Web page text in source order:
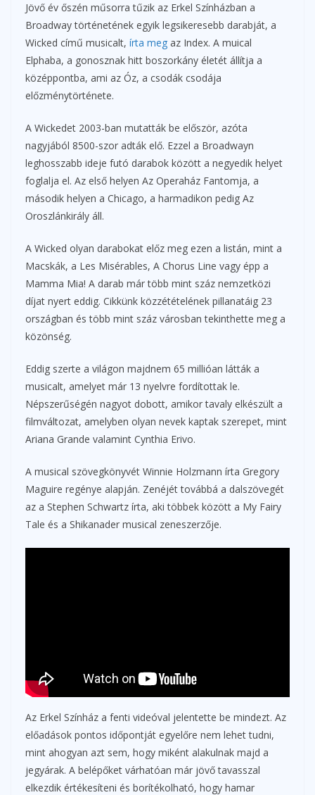
Jövő év őszén műsorra tűzik az Erkel Színházban a
Broadway történetének egyik legsikeresebb darabját, a
Wicked című musicalt, írta meg az Index. A muical
Elphaba, a gonosznak hitt boszorkány életét állítja a
középpontba, ami az Óz, a csodák csodája
előzménytörténete.
A Wickedet 2003-ban mutatták be először, azóta
nagyjából 8500-szor adták elő. Ezzel a Broadwayn
leghosszabb ideje futó darabok között a negyedik helyet
foglalja el. Az első helyen Az Operaház Fantomja, a
második helyen a Chicago, a harmadikon pedig Az
Oroszlánkirály áll.
A Wicked olyan darabokat előz meg ezen a listán, mint a
Macskák, a Les Misérables, A Chorus Line vagy épp a
Mamma Mia! A darab már több mint száz nemzetközi
díjat nyert eddig. Cikkünk közzétételének pillanatáig 23
országban és több mint száz városban tekinthette meg a
közönség.
Eddig szerte a világon majdnem 65 millióan látták a
musicalt, amelyet már 13 nyelvre fordítottak le.
Népszerűségén nagyot dobott, amikor tavaly elkészült a
filmváltozat, amelyben olyan nevek kaptak szerepet, mint
Ariana Grande valamint Cynthia Erivo.
A musical szövegkönyvét Winnie Holzmann írta Gregory
Maguire regénye alapján. Zenéjét továbbá a dalszövegét
az a Stephen Schwartz írta, aki többek között a My Fairy
Tale és a Shikanader musical zeneszerzője.
Az Erkel Színház a fenti videóval jelentette be mindezt. Az
előadások pontos időpontját egyelőre nem lehet tudni,
mint ahogyan azt sem, hogy miként alakulnak majd a
jegyárak. A belépőket várhatóan már jövő tavasszal
elkezdik értékesíteni és borítékolható, hogy hamar